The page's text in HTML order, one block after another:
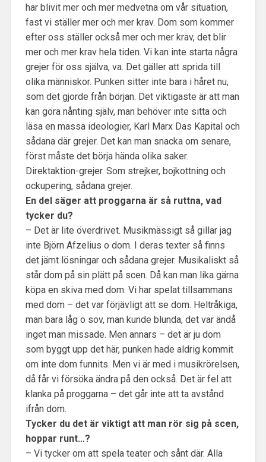
har blivit mer och mer medvetna om vår situation,
fast vi ställer mer och mer krav. Dom som kommer
efter oss ställer också mer och mer krav, det blir
mer och mer krav hela tiden. Vi kan inte starta några
grejer för oss själva, va. Det gäller att sprida till
olika människor. Punken sitter inte bara i håret nu,
som det gjorde från början. Det viktigaste är att man
kan göra nånting själv, man behöver inte sitta och
läsa en massa ideologier, Karl Marx Das Kapital och
sådana där grejer. Det kan man snacka om senare,
först måste det börja hända olika saker.
Direktaktion-grejer. Som strejker, bojkottning och
ockupering, sådana grejer.
En del säger att proggarna är så ruttna, vad
tycker du?
– Det är lite överdrivet. Musikmässigt så gillar jag
inte Björn Afzelius o dom. I deras texter så finns
det jämt lösningar och sådana grejer. Musikaliskt så
står dom på sin plätt på scen. Då kan man lika gärna
köpa en skiva med dom. Vi har spelat tillsammans
med dom – det var förjävligt att se dom. Heltråkiga,
man bara låg o sov, man kunde blunda, det var ändå
inget man missade. Men annars – det är ju dom
som byggt upp det här, punken hade aldrig kommit
om inte dom funnits. Men vi är med i musikrörelsen,
då får vi försöka ändra på den också. Det är fel att
klanka på proggarna – det går inte att ta avstånd
ifrån dom.
Tycker du det är viktigt att man rör sig på scen,
hoppar runt…?
– Vi tycker om att spela teater och sånt där. Alla